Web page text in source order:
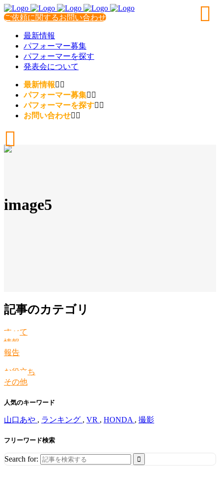
ご依頼に関するお問い合わせ
最新情報
パフォーマー募集
パフォーマーを探す
発表会について
最新情報
パフォーマー募集
パフォーマーを探す
お問い合わせ
image5
記事のカテゴリ
すべて
情報
報告
お役立ち
その他
人気のキーワード
山口あや , ランキング , VR , HONDA , 撮影
フリーワード検索
Search for: